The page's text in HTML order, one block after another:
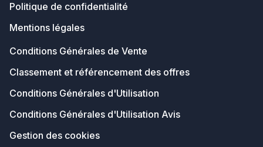
Politique de confidentialité
Mentions légales
Conditions Générales de Vente
Classement et référencement des offres
Conditions Générales d'Utilisation
Conditions Générales d'Utilisation Avis
Gestion des cookies